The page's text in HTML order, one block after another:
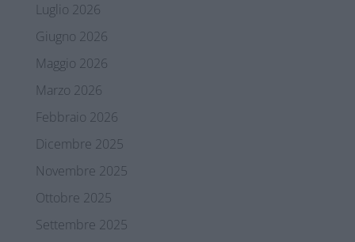
Luglio 2026
Giugno 2026
Maggio 2026
Marzo 2026
Febbraio 2026
Dicembre 2025
Novembre 2025
Ottobre 2025
Settembre 2025